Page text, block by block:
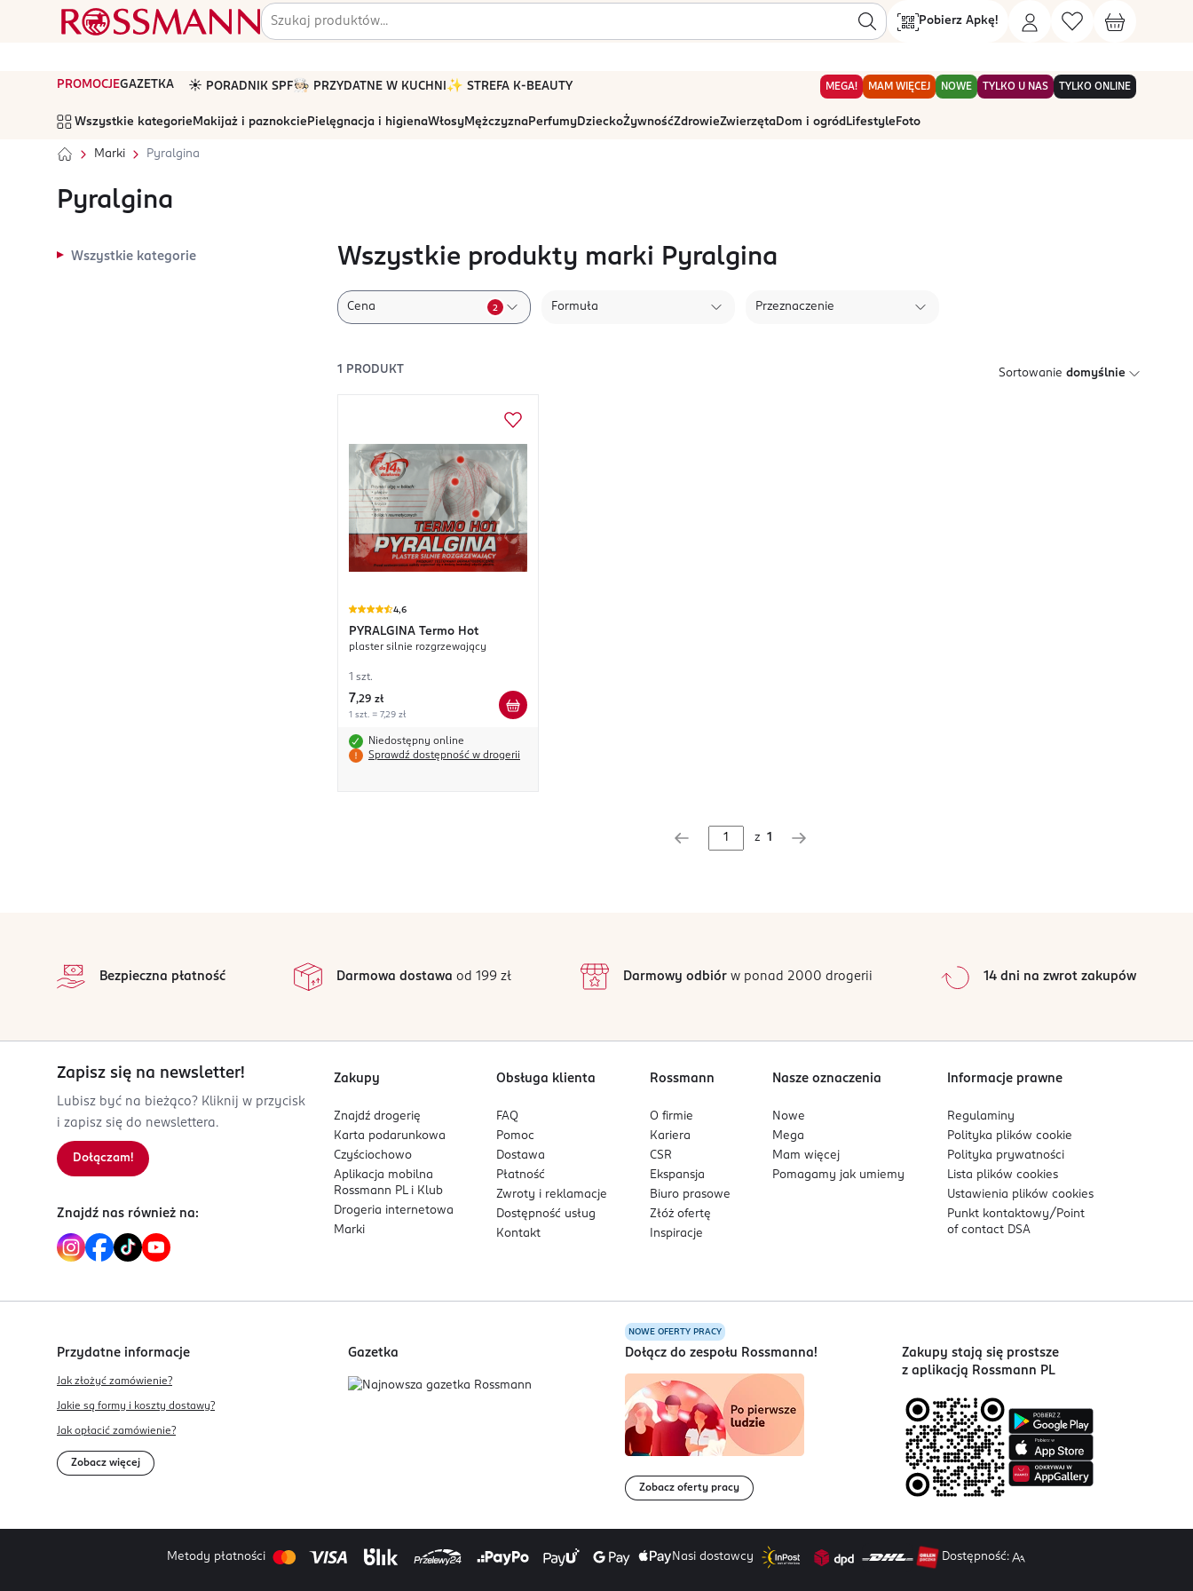
Pobierz Apkę!
PROMOCJEGAZETKA ☀️ PORADNIK SPF🧑🏻‍🍳 PRZYDATNE W KUCHNI ✨ STREFA K-BEAUTY MEGA! MAM WIĘCEJ NOWE TYLKO U NAS TYLKO ONLINE
Wszystkie kategorie Makijaż i paznokcie Pielęgnacja i higienaWłosyMężczyznaPerfumyDzieckoŻywnośćZdrowieZwierzętaDom i ogród Lifestyle Foto
Marki Pyralgina
Pyralgina
Wszystkie kategorie Wszystkie produkty marki Pyralgina
Cena 2 Formuła Przeznaczenie
1 PRODUKT Sortowanie domyślnie
4,6
PYRALGINA Termo Hot
plaster silnie rozgrzewający
1 szt.
7,29 zł
1 szt. = 7,29 zł
Niedostępny online
Sprawdź dostępność w drogerii
z 1
Bezpieczna płatność Darmowa dostawa od 199 zł Darmowy odbiórw ponad 2000 drogerii 14 dni na zwrot zakupów
Zapisz się na newsletter!
Lubisz być na bieżąco? Kliknij w przycisk
i zapisz się do newslettera.
Dołączam!
Znajdź nas również na:
Zakupy
Znajdź drogerię
Karta podarunkowa
Czyściochowo
Aplikacja mobilna
Rossmann PL i Klub
Drogeria internetowa
Marki
Obsługa klienta
FAQ
Pomoc
Dostawa
Płatność
Zwroty i reklamacje
Dostępność usług
Kontakt
Rossmann
O firmie
Kariera
CSR
Ekspansja
Biuro prasowe
Złóż ofertę
Inspiracje
Nasze oznaczenia
Nowe
Mega
Mam więcej
Pomagamy jak umiemy
Informacje prawne
Regulaminy
Polityka plikówcookie
Polityka prywatności
Lista plikówcookies
Ustawienia plikówcookies
Punkt kontaktowy/ Point
of contact DSA
Przydatne informacje
Jak złożyć zamówienie?
Jakie są formy i koszty dostawy?
Jak opłacić zamówienie?
Zobacz więcej
Gazetka
NOWE OFERTY PRACY
Dołącz do zespołu Rossmanna!
Zobacz oferty pracy
Zakupy stają się prostsze
z aplikacją Rossmann PL
Metody płatności Nasi dostawcy Dostępność: